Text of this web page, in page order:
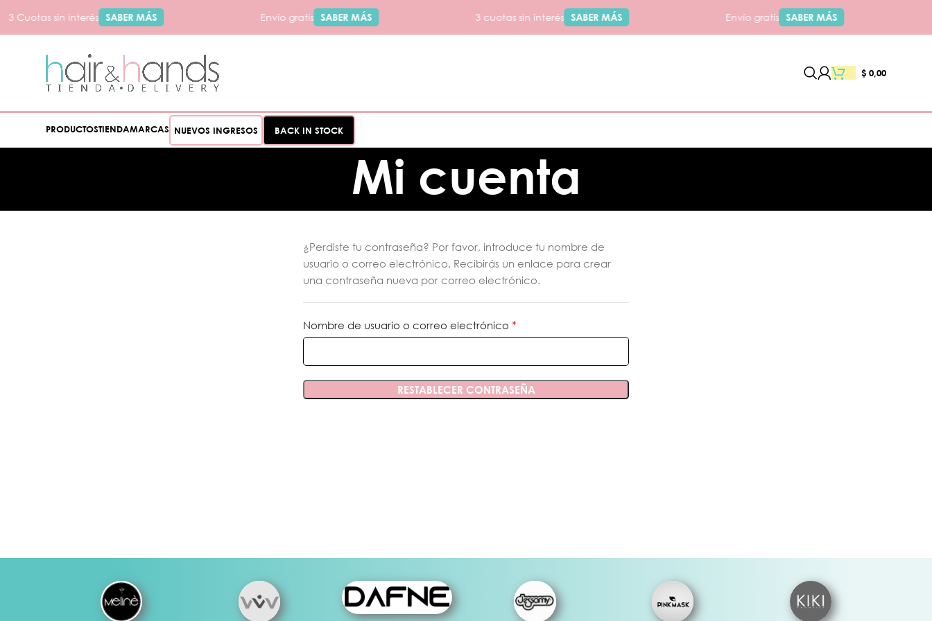
3 Cuotas sin interés SABER MÁS Envío gratis SABER MÁS 3 cuotas sin interés SABER MÁS Envío gratis SABER MÁS
$ 0,00
PRODUCTOSTIENDAMARCAS NUEVOS INGRESOS BACK IN STOCK
Mi cuenta
¿Perdiste tu contraseña? Por favor, introduce tu nombre de
usuario o correo electrónico. Recibirás un enlace para crear
una contraseña nueva por correo electrónico.
Nombre de usuario o correo electrónico *
RESTABLECER CONTRASEÑA